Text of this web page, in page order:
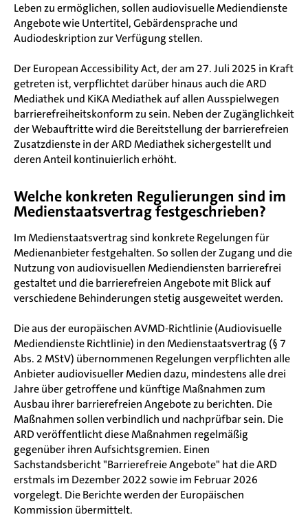
Leben zu ermöglichen, sollen audiovisuelle Mediendienste
Angebote wie Untertitel, Gebärdensprache und
Audiodeskription zur Verfügung stellen.
Der European Accessibility Act, der am 27. Juli 2025 in Kraft
getreten ist, verpflichtet darüber hinaus auch die ARD
Mediathek und KiKA Mediathek auf allen Ausspielwegen
barrierefreiheitskonform zu sein. Neben der Zugänglichkeit
der Webauftritte wird die Bereitstellung der barrierefreien
Zusatzdienste in der ARD Mediathek sichergestellt und
deren Anteil kontinuierlich erhöht.
Welche konkreten Regulierungen sind im
Medienstaatsvertrag festgeschrieben?
Im Medienstaatsvertrag sind konkrete Regelungen für
Medienanbieter festgehalten. So sollen der Zugang und die
Nutzung von audiovisuellen Mediendiensten barrierefrei
gestaltet und die barrierefreien Angebote mit Blick auf
verschiedene Behinderungen stetig ausgeweitet werden.
Die aus der europäischen AVMD-Richtlinie (Audiovisuelle
Mediendienste Richtlinie) in den Medienstaatsvertrag (§ 7
Abs. 2 MStV) übernommenen Regelungen verpflichten alle
Anbieter audiovisueller Medien dazu, mindestens alle drei
Jahre über getroffene und künftige Maßnahmen zum
Ausbau ihrer barrierefreien Angebote zu berichten. Die
Maßnahmen sollen verbindlich und nachprüfbar sein. Die
ARD veröffentlicht diese Maßnahmen regelmäßig
gegenüber ihren Aufsichtsgremien. Einen
Sachstandsbericht "Barrierefreie Angebote" hat die ARD
erstmals im Dezember 2022 sowie im Februar 2026
vorgelegt. Die Berichte werden der Europäischen
Kommission übermittelt.